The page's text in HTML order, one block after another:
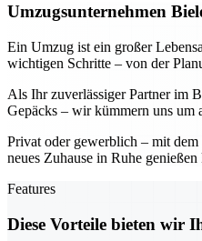
Umzugsunternehmen
Ein Umzug ist ein großer
wichtigen Schritte – von der
Als Ihr zuverlässiger Partner im
Gepäcks – wir kümmern uns um
Privat oder gewerblich – mit dem
neues Zuhause in Ruhe
Features
Diese Vorteile bieten wir